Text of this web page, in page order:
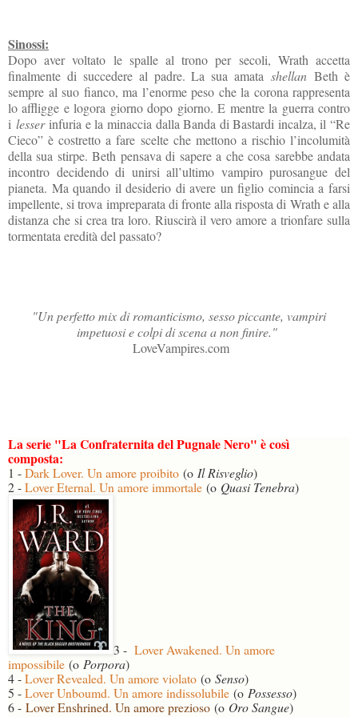
Sinossi:
Dopo aver voltato le spalle al trono per secoli, Wrath accetta
finalmente di succedere al padre. La sua amatashellan Beth è
sempre al suo fianco, ma l’enorme peso che la corona rappresenta
lo affligge e logora giorno dopo giorno. E mentre la guerra contro
i lesserinfuria e la minaccia dalla Banda di Bastardi incalza, il “Re
Cieco” è costretto a fare scelte che mettono a rischio l’incolumità
della sua stirpe. Beth pensava di sapere a che cosa sarebbe andata
incontro decidendo di unirsi all’ultimo vampiro purosangue del
pianeta. Ma quando il desiderio di avere un figlio comincia a farsi
impellente, si trova impreparata di fronte alla risposta di Wrath e alla
distanza che si crea tra loro. Riuscirà il vero amore a trionfare sulla
tormentata eredità del passato?
"Un perfetto mix di romanticismo, sesso piccante, vampiri
impetuosi e colpi di scena a non finire."
LoveVampires.com
La serie "La Confraternita del Pugnale Nero" è così
composta:
1 -Dark Lover. Un amore proibito (o Il Risveglio)
2 -Lover Eternal. Un amore immortale (o Quasi Tenebra)
3 - Lover Awakened. Un amore
impossibile (o Porpora)
4 -Lover Revealed. Un amore violato (o Senso)
5 -Lover Unboumd. Un amore indissolubile (o Possesso)
6 - Lover Enshrined. Un amore prezioso (o Oro Sangue)